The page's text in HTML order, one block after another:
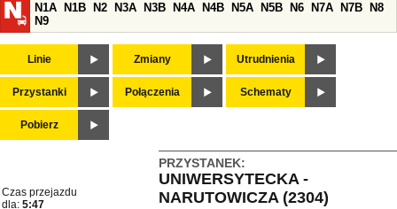
N1A
N1B N2 N3A N3B N4A N4B N5A N5B N6 N7A N7B
N8
N9
Linie Zmiany Utrudnienia
Przystanki Połączenia Schematy
Pobierz
PRZYSTANEK:
UNIWERSYTECKA -
NARUTOWICZA (2304)
Czas przejazdu
dla: 5:47